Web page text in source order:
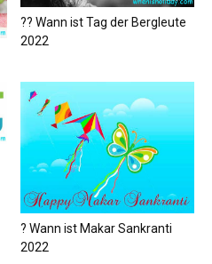
?‍? Wann ist Tag der Bergleute
2022
? Wann ist Makar Sankranti
2022